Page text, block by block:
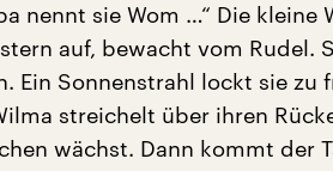
nennt sie Wom …“ Die kleine
auf, bewacht vom Rudel.
Ein Sonnenstrahl lockt sie zu
streichelt über ihren
wächst. Dann kommt der